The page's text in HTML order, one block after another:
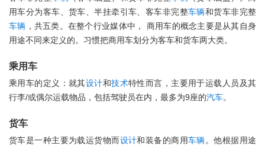
用车分为客车、货车、半挂牵引车、客车非完整车辆和货车非完整
车辆 ，共五类。在整个行业媒体中， 商用车的概念主要是从其自身
用途不同来定义的。习惯把商用车划分为客车和货车两大类。
乘用车
乘用车的定义：就其设计和技术特性而言，主要用于运载人员及其
行李/或偶尔运载物品，包括驾驶员在内，最多为9座的汽车。
货车
货车是一种主要为载运货物而设计和装备的商用车辆 。他根据用途